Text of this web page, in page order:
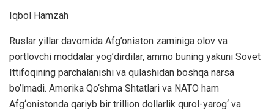
Iqbol Hamzah
Ruslar yillar davomida Afg’oniston zaminiga olov va
portlovchi moddalar yog’dirdilar, ammo buning yakuni Sovet
Ittifoqining parchalanishi va qulashidan boshqa narsa
bo’lmadi. Amerika Qo‘shma Shtatlari va NATO ham
Afg‘onistonda qariyb bir trillion dollarlik qurol-yarog‘ va